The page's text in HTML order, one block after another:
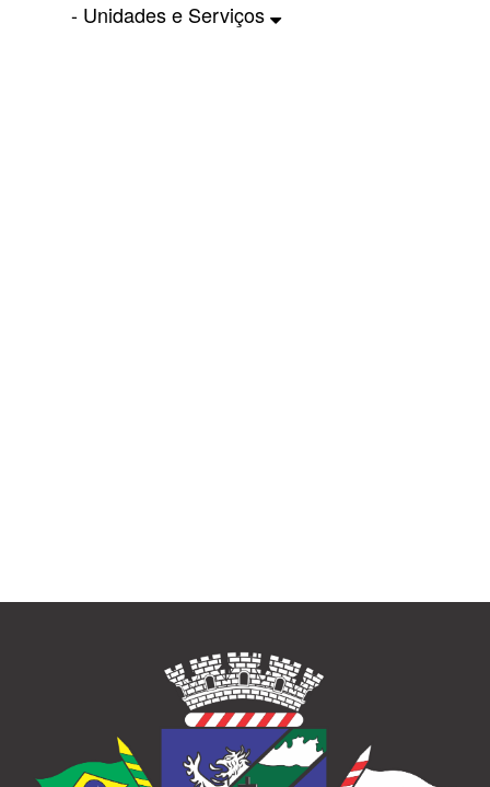
- Unidades e Serviços